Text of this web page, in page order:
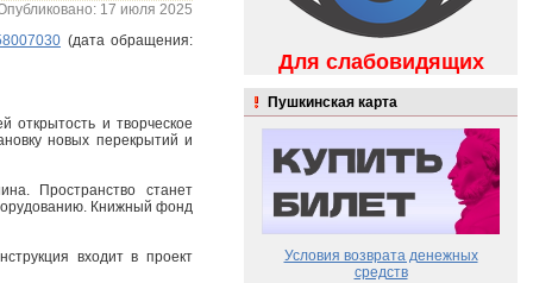
17 июля 2025
(дата обращения:
открытость и творческое
новых перекрытий и
Пространство станет
Книжный фонд
входит в проект
Для слабовидящих
Пушкинская карта
Условия возврата денежных
средств